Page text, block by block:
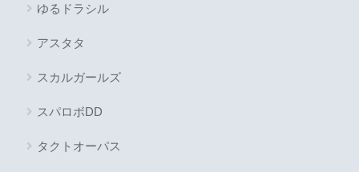
ゆるドラシル
アスタタ
スカルガールズ
スパロボDD
タクトオーパス